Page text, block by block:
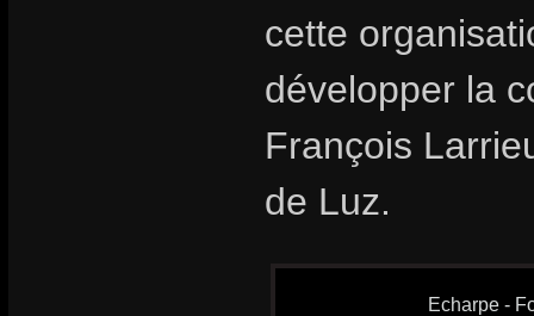
cette
développer la
François
de Luz.
Echarpe -